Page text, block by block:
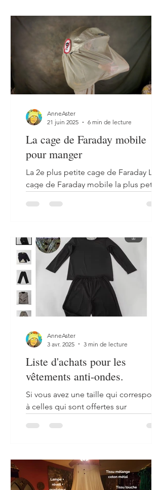
La cage de Faraday mobile
pour manger
La 2e plus petite cage de Faraday La
cage de Faraday mobile la plus petite
avec casque mais il...
AnneAster
21 juin 2025
6 min de lecture
Liste d'achats pour les
vêtements anti-ondes.
Si vous avez une taille qui correspond
à celles qui sont offertes sur
des vêtements prêt-à-porter....
AnneAster
3 avr. 2025
3 min de lecture